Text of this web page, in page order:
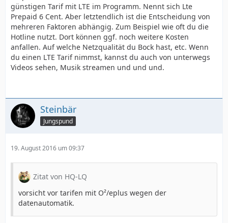
günstigen Tarif mit LTE im Programm. Nennt sich Lte
Prepaid 6 Cent. Aber letztendlich ist die Entscheidung von
mehreren Faktoren abhängig. Zum Beispiel wie oft du die
Hotline nutzt. Dort können ggf. noch weitere Kosten
anfallen. Auf welche Netzqualität du Bock hast, etc. Wenn
du einen LTE Tarif nimmst, kannst du auch von unterwegs
Videos sehen, Musik streamen und und und.
Steinbär
Jungspund
19. August 2016 um 09:37
Zitat von HQ-LQ
vorsicht vor tarifen mit O²/eplus wegen der
datenautomatik.